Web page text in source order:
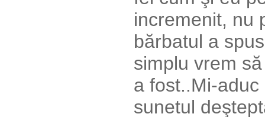
incremenit, nu
bărbatul a
simplu vrem
a fost..Mi-
sunetul